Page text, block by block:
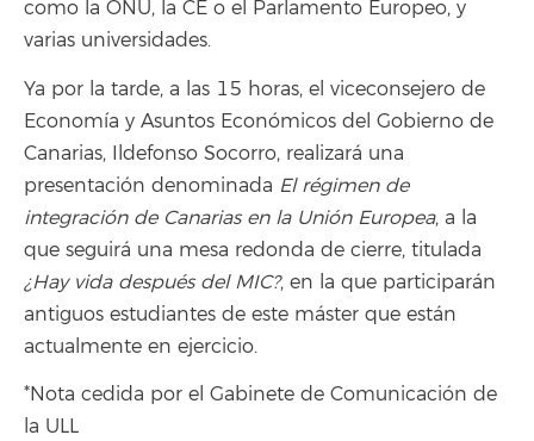
como la ONU, la CE o el Parlamento Europeo, y
varias universidades.
Ya por la tarde, a las 15 horas, el viceconsejero de
Economía y Asuntos Económicos del Gobierno de
Canarias, Ildefonso Socorro, realizará una
presentación denominada El régimen de
integración de Canarias en la Unión Europea, a la
que seguirá una mesa redonda de cierre, titulada
¿Hay vida después del MIC?, en la que participarán
antiguos estudiantes de este máster que están
actualmente en ejercicio.
*Nota cedida por el Gabinete de Comunicación de
la ULL